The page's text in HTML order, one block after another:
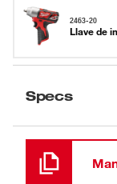
2463-20
Llave de
Specs
Cargando